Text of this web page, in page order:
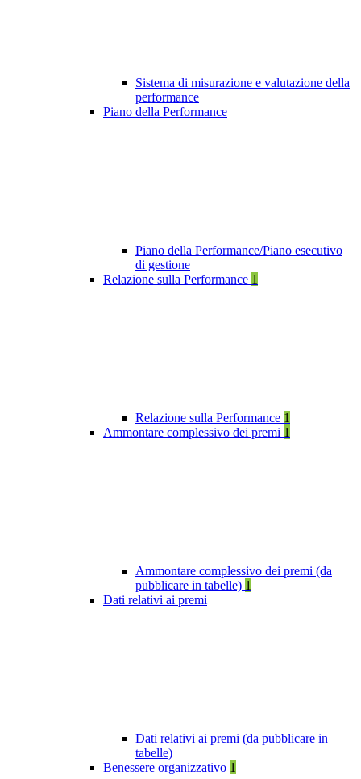
Sistema di misurazione e valutazione della
performance
Piano della Performance
Piano della Performance/Piano esecutivo
di gestione
Relazione sulla Performance 1
Relazione sulla Performance 1
Ammontare complessivo dei premi 1
Ammontare complessivo dei premi (da
pubblicare in tabelle) 1
Dati relativi ai premi
Dati relativi ai premi (da pubblicare in
tabelle)
Benessere organizzativo 1